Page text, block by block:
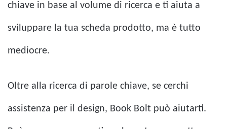
chiave in base al volume di ricerca e ti aiuta a
sviluppare la tua scheda prodotto, ma è tutto
mediocre.
Oltre alla ricerca di parole chiave, se cerchi
assistenza per il design, Book Bolt può aiutarti.